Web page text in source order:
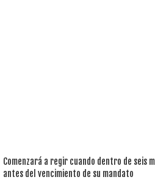
Comenzará a regir cuando dentro de seis
antes del vencimiento de su mandato